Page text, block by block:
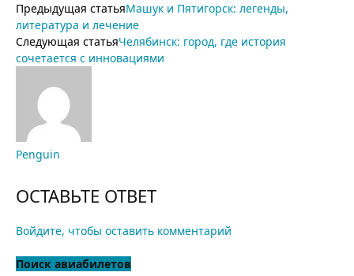
Предыдущая статьяМашук и Пятигорск: легенды,
литература и лечение
Следующая статьяЧелябинск: город, где история
сочетается с инновациями
Penguin
ОСТАВЬТЕ ОТВЕТ
Войдите, чтобы оставить комментарий
Поиск авиабилетов